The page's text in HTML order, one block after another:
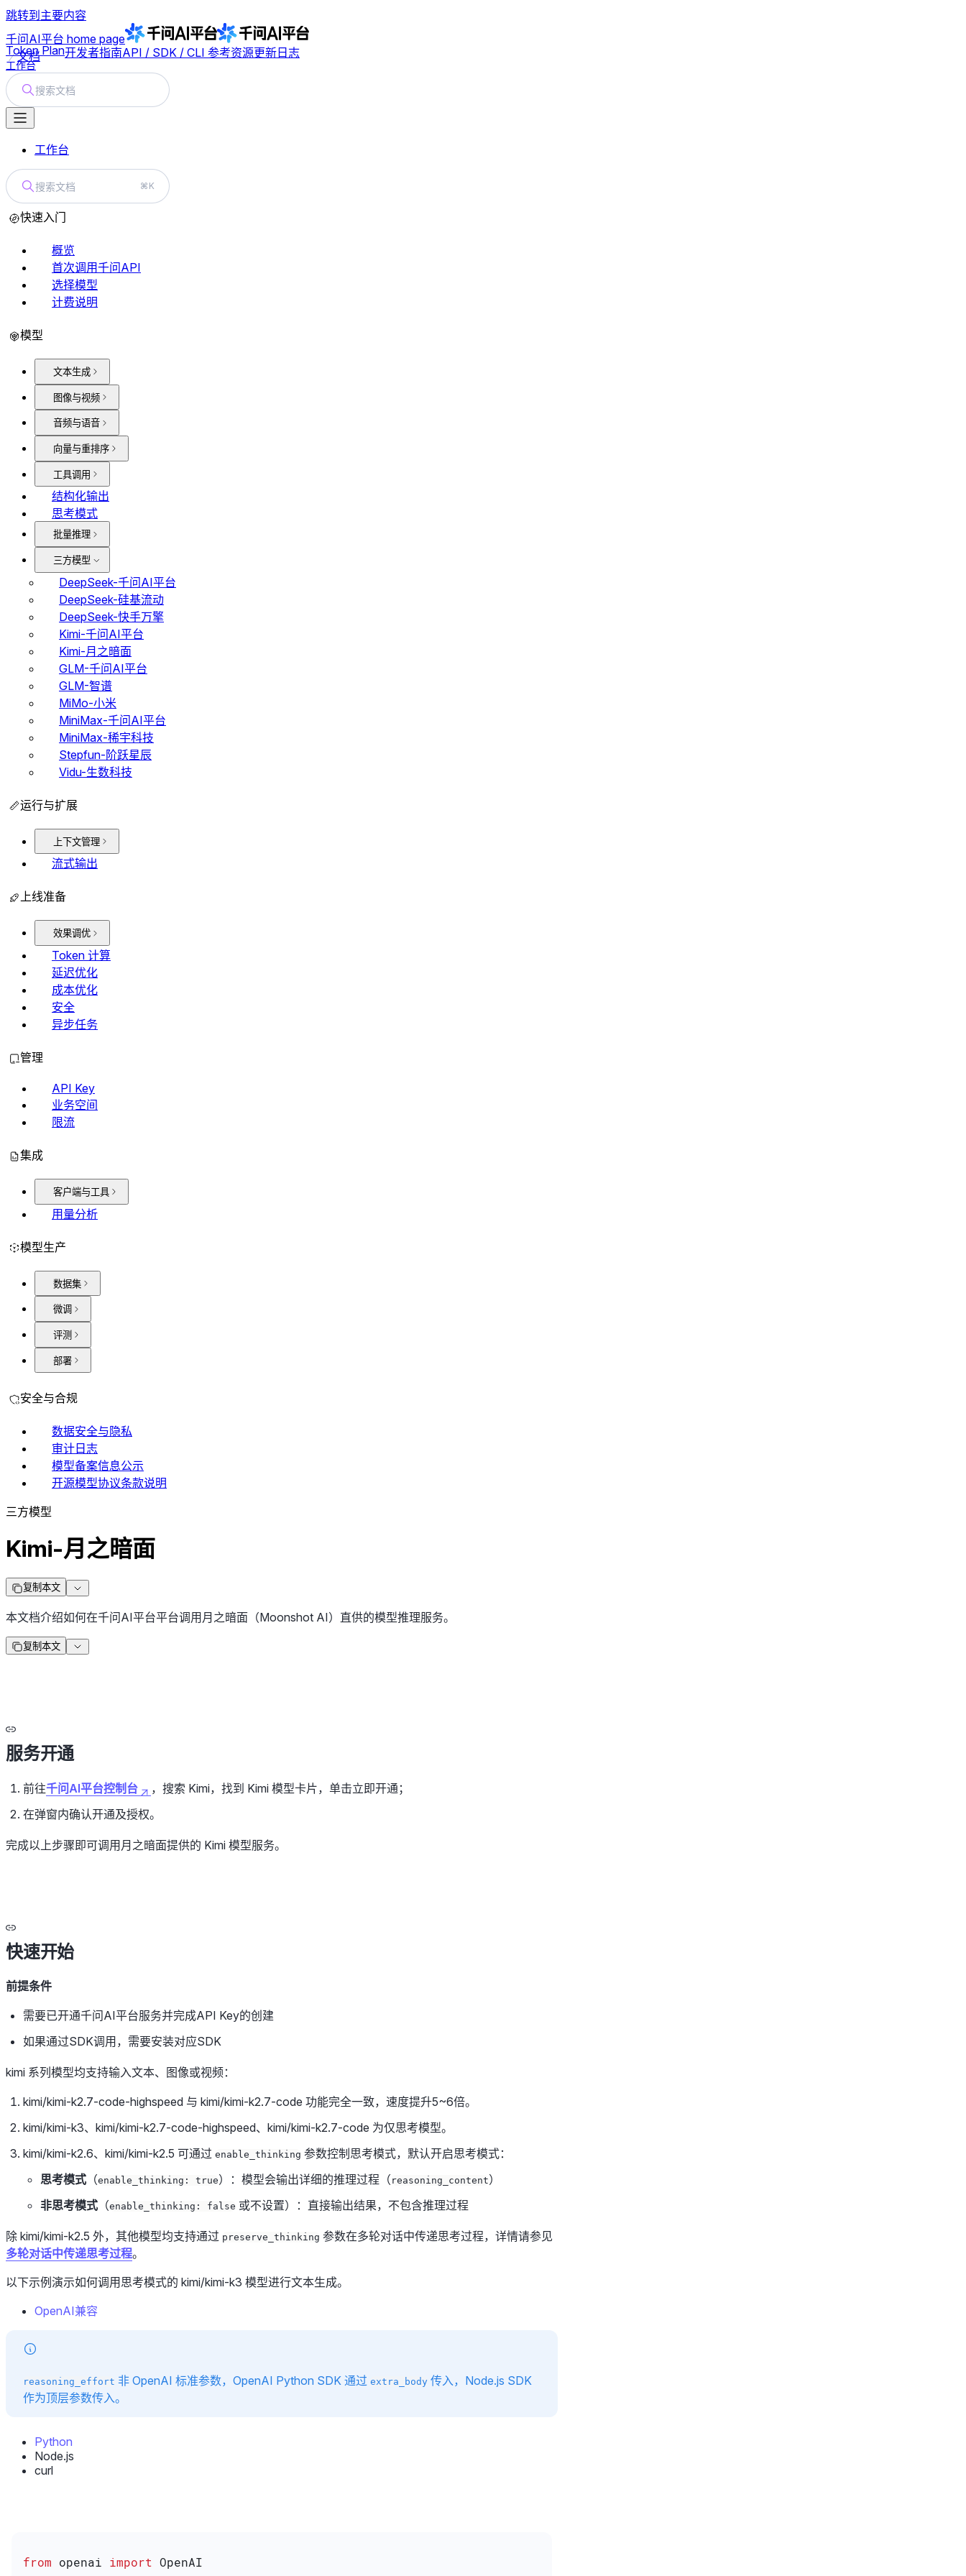
跳转到主要内容
千问AI平台 home page
文档
Token Plan开发者指南API / SDK / CLI 参考资源更新日志
工作台
搜索文档
工作台
搜索文档 ⌘K
快速入门
概览
首次调用千问API
选择模型
计费说明
模型
文本生成
图像与视频
音频与语音
向量与重排序
工具调用
结构化输出
思考模式
批量推理
三方模型
DeepSeek-千问AI平台
DeepSeek-硅基流动
DeepSeek-快手万擎
Kimi-千问AI平台
Kimi-月之暗面
GLM-千问AI平台
GLM-智谱
MiMo-小米
MiniMax-千问AI平台
MiniMax-稀宇科技
Stepfun-阶跃星辰
Vidu-生数科技
运行与扩展
上下文管理
流式输出
上线准备
效果调优
Token 计算
延迟优化
成本优化
安全
异步任务
管理
API Key
业务空间
限流
集成
客户端与工具
用量分析
模型生产
数据集
微调
评测
部署
安全与合规
数据安全与隐私
审计日志
模型备案信息公示
开源模型协议条款说明
三方模型
Kimi-月之暗面
复制本文
本文档介绍如何在千问AI平台平台调用月之暗面（Moonshot AI）直供的模型推理服务。
复制本文
服务开通
前往千问AI平台控制台
，搜索 Kimi，找到 Kimi 模型卡片，单击立即开通；
在弹窗内确认开通及授权。
完成以上步骤即可调用月之暗面提供的 Kimi 模型服务。
快速开始
前提条件
需要已开通千问AI平台服务并完成API Key的创建
如果通过SDK调用，需要安装对应SDK
kimi 系列模型均支持输入文本、图像或视频：
kimi/kimi-k2.7-code-highspeed 与 kimi/kimi-k2.7-code 功能完全一致，速度提升5~6倍。
kimi/kimi-k3、kimi/kimi-k2.7-code-highspeed、kimi/kimi-k2.7-code 为仅思考模型。
kimi/kimi-k2.6、kimi/kimi-k2.5 可通过 enable_thinking 参数控制思考模式，默认开启思考模式：
思考模式 （enable_thinking: true）：模型会输出详细的推理过程（ reasoning_content）
非思考模式 （enable_thinking: false 或不设置）：直接输出结果，不包含推理过程
除 kimi/kimi-k2.5 外，其他模型均支持通过 preserve_thinking 参数在多轮对话中传递思考过程，详情请参见
多轮对话中传递思考过程。
以下示例演示如何调用思考模式的 kimi/kimi-k3 模型进行文本生成。
OpenAI兼容
reasoning_effort 非 OpenAI 标准参数，OpenAI Python SDK 通过 extra_body 传入，Node.js SDK
作为顶层参数传入。
Python
Node.js
curl
from openai import OpenAI